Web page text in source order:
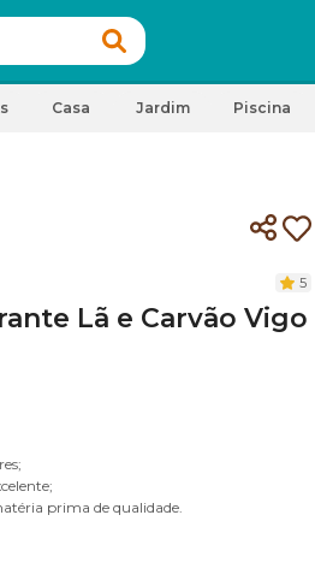
Casa Jardim Piscina
5
Lã e Carvão Vigo
prima de qualidade.